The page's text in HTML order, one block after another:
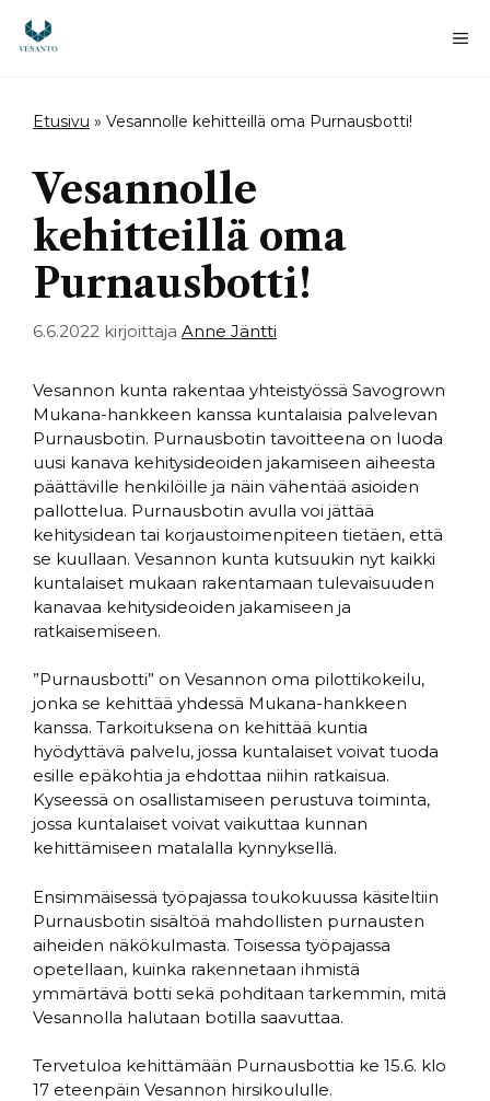
sisältöön
Etusivu » Vesannolle kehitteillä oma Purnausbotti!
Vesannolle
kehitteillä oma
Purnausbotti!
6.6.2022 kirjoittaja Anne Jäntti
Vesannon kunta rakentaa yhteistyössä Savogrown
Mukana-hankkeen kanssa kuntalaisia palvelevan
Purnausbotin. Purnausbotin tavoitteena on luoda
uusi kanava kehitysideoiden jakamiseen aiheesta
päättäville henkilöille ja näin vähentää asioiden
pallottelua. Purnausbotin avulla voi jättää
kehitysidean tai korjaustoimenpiteen tietäen, että
se kuullaan. Vesannon kunta kutsuukin nyt kaikki
kuntalaiset mukaan rakentamaan tulevaisuuden
kanavaa kehitysideoiden jakamiseen ja
ratkaisemiseen.
”Purnausbotti” on Vesannon oma pilottikokeilu,
jonka se kehittää yhdessä Mukana-hankkeen
kanssa. Tarkoituksena on kehittää kuntia
hyödyttävä palvelu, jossa kuntalaiset voivat tuoda
esille epäkohtia ja ehdottaa niihin ratkaisua.
Kyseessä on osallistamiseen perustuva toiminta,
jossa kuntalaiset voivat vaikuttaa kunnan
kehittämiseen matalalla kynnyksellä.
Ensimmäisessä työpajassa toukokuussa käsiteltiin
Purnausbotin sisältöä mahdollisten purnausten
aiheiden näkökulmasta. Toisessa työpajassa
opetellaan, kuinka rakennetaan ihmistä
ymmärtävä botti sekä pohditaan tarkemmin, mitä
Vesannolla halutaan botilla saavuttaa.
Tervetuloa kehittämään Purnausbottia ke 15.6. klo
17 eteenpäin Vesannon hirsikoululle.